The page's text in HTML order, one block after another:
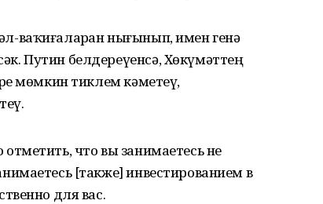
ваҡиғаларҙан нығынып, имен генә
Путин белдереүенсә, Хөкүмәттең
мөмкин тиклем кәметеү,
что вы занимаетесь не
[также] инвестированием в
для вас.